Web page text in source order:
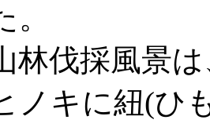
林伐採風景
ノキに紐(ひ